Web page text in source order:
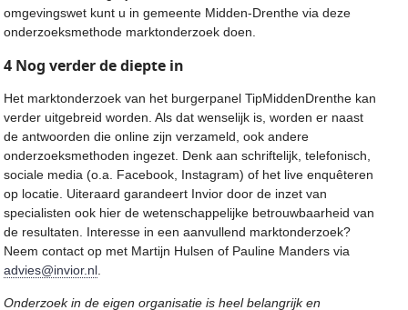
omgevingswet kunt u in gemeente Midden-Drenthe via deze
onderzoeksmethode marktonderzoek doen.
4 Nog verder de diepte in
Het marktonderzoek van het burgerpanel TipMiddenDrenthe kan
verder uitgebreid worden. Als dat wenselijk is, worden er naast
de antwoorden die online zijn verzameld, ook andere
onderzoeksmethoden ingezet. Denk aan schriftelijk, telefonisch,
sociale media (o.a. Facebook, Instagram) of het live enquêteren
op locatie. Uiteraard garandeert Invior door de inzet van
specialisten ook hier de wetenschappelijke betrouwbaarheid van
de resultaten. Interesse in een aanvullend marktonderzoek?
Neem contact op met Martijn Hulsen of Pauline Manders via
advies@invior.nl
Onderzoek in de eigen organisatie is heel belangrijk en